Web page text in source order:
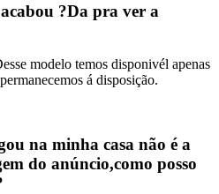
?Da pra ver a
modelo temos disponivél apenas
á disposição.
na minha casa não é a
do anúncio,como posso